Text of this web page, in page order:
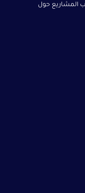
المشاريع حول